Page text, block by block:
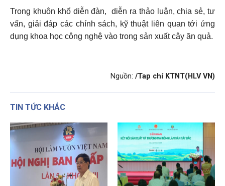
Trong khuôn khổ diễn đàn, diễn ra thảo luận, chia sẻ, tư
vấn, giải đáp các chính sách, kỹ thuật liên quan tới ứng
dụng khoa học công nghệ vào trong sản xuất cây ăn quả.
Nguồn: /Tap chí KTNT(HLV VN)
TIN TỨC KHÁC